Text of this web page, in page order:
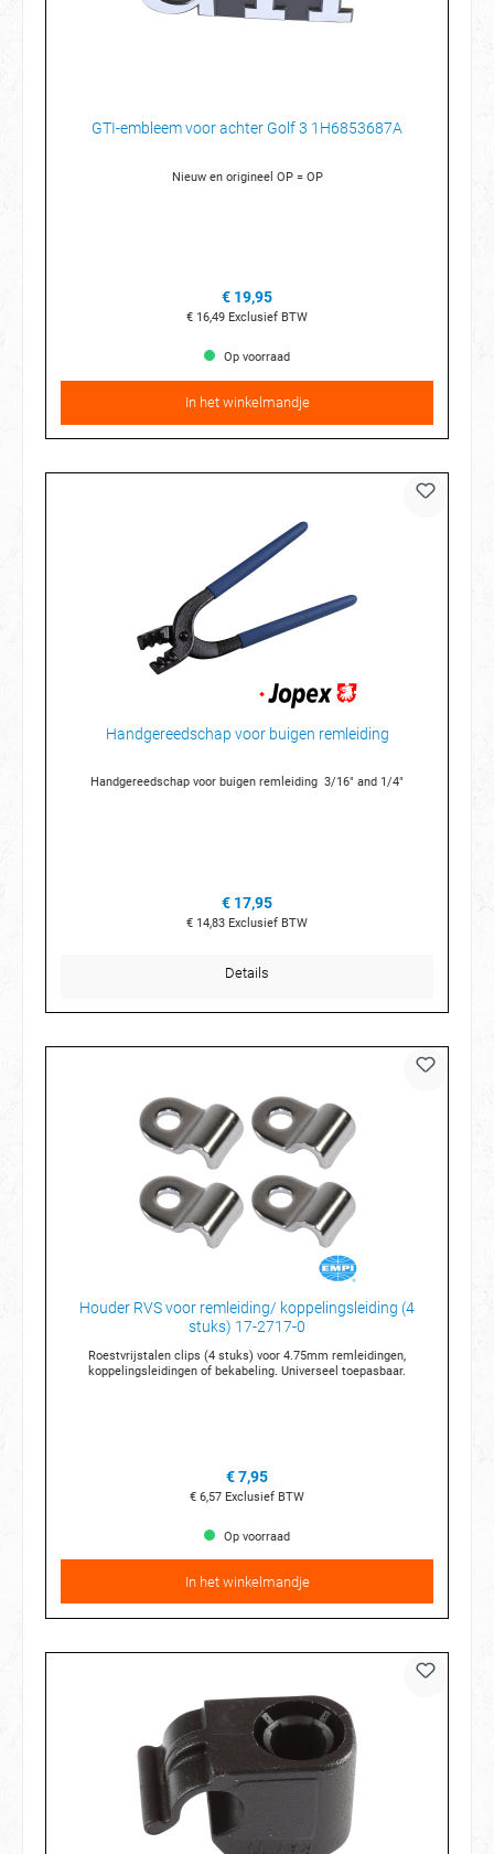
GTI-embleem voor achter Golf 3 1H6853687A
Nieuw en origineel OP = OP
€ 19,95
€ 16,49 Exclusief BTW
Op voorraad
In het winkelmandje
Handgereedschap voor buigen remleiding
Handgereedschap voor buigen remleiding 3/16" and 1/4"
€ 17,95
€ 14,83 Exclusief BTW
Details
Houder RVS voor remleiding/ koppelingsleiding (4
stuks) 17-2717-0
Roestvrijstalen clips (4 stuks) voor 4.75mm remleidingen,
koppelingsleidingen of bekabeling. Universeel toepasbaar.
€ 7,95
€ 6,57 Exclusief BTW
Op voorraad
In het winkelmandje